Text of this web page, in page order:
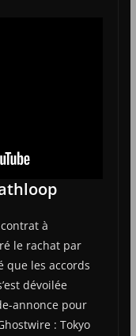
à
le rachat par
que les accords
dévoilée
annonce pour
: Tokyo